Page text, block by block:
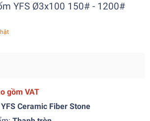
YFS Ø3x100 150# - 1200#
gồm VAT
YFS Ceramic Fiber Stone